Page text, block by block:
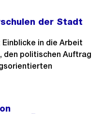
der Stadt
in die Arbeit
den politischen Auftrag